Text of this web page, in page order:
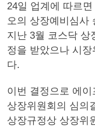
24일 업계에 따르
오의 상장예비심사
지난 3월 코스닥 상
정을 받았으나 시
다.
이번 결정으로 에
상장위원회의 심의
상장규정상 상장위